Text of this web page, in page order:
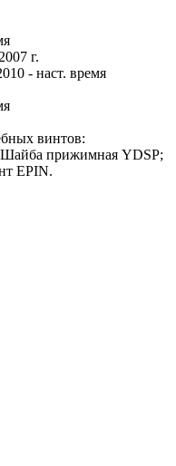
г.
- наст. время
винтов:
прижимная YDSP;
EPIN.